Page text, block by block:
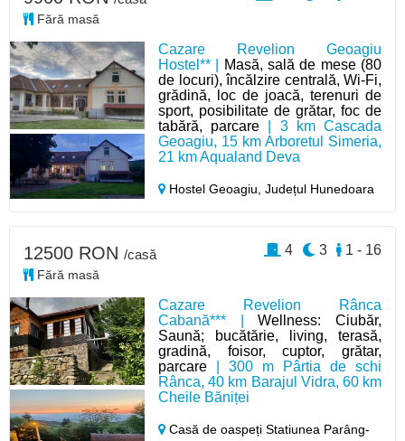
Cazare Revelion Geoagiu
Hostel** |
Masă, sală de mese (80
de locuri), încălzire centrală, Wi-Fi,
grădină, loc de joacă, terenuri de
sport, posibilitate de grătar, foc de
tabără, parcare | 3 km Cascada
Geoagiu, 15 km Arboretul Simeria,
21 km Aqualand Deva
Hostel Geoagiu,Județul Hunedoara
Fără masă
Cazare Revelion Rânca
Cabană*** |Wellness: Ciubăr,
Saună; bucătărie, living, terasă,
gradină, foisor, cuptor, grătar,
parcare | 300 m Pârtia de schi
Rânca, 40 km Barajul Vidra, 60 km
Cheile Băniței
Casă de oaspeți Statiunea Parâng-
12500 RON /casă
Fără masă
1 - 16
3
4